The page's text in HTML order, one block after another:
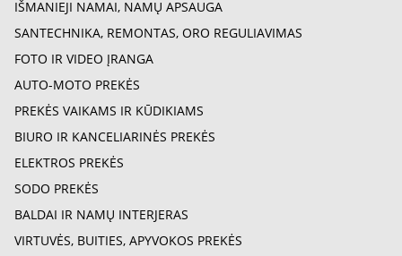
IŠMANIEJI NAMAI, NAMŲ APSAUGA
SANTECHNIKA, REMONTAS, ORO REGULIAVIMAS
FOTO IR VIDEO ĮRANGA
AUTO-MOTO PREKĖS
PREKĖS VAIKAMS IR KŪDIKIAMS
BIURO IR KANCELIARINĖS PREKĖS
ELEKTROS PREKĖS
SODO PREKĖS
BALDAI IR NAMŲ INTERJERAS
VIRTUVĖS, BUITIES, APYVOKOS PREKĖS